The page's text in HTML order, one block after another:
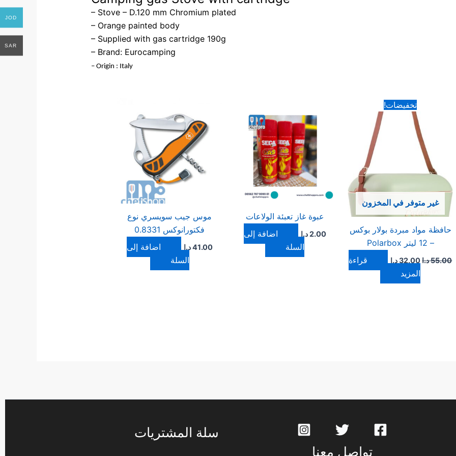
– Stove – D.120 mm Chromium plated
– Orange painted body
– Supplied with gas cartridge 190g
– Brand: Eurocamping
– Origin : Italy
تخفيضات!
غير متوفر في المخزون
حافظة مواد مبردة بولار بوكس
– 12 ليتر Polarbox
55.00د.ا
السعر
الأصلي
هو:
55.00 د.ا.
32.00د.ا
السعر
الحالي
هو:
32.00 د.ا.
قراءة
المزيد
عبوة غاز تعبئة الولاعات
2.00د.ا
إضافة إلى
السلة
موس جيب سويسري نوع
فكتورانوكس 0.8331
41.00 د.ا
إضافة إلى
السلة
تواصل معنا
سلة المشتريات
JOD
SAR